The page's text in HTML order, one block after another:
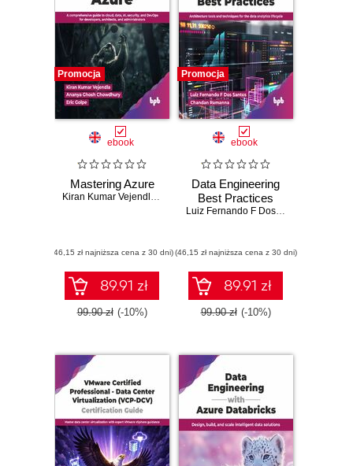
Promocja
ebook
Mastering Azure
Kiran Kumar Vejendla, Ananya Ghosh Chowdhury
(46,15 zł najniższa cena z 30 dni)
89.91 zł
99.90 zł (-10%)
Promocja
ebook
Data Engineering
Best Practices
Luiz Fernando F Dos Santos
(46,15 zł najniższa cena z 30 dni)
89.91 zł
99.90 zł (-10%)